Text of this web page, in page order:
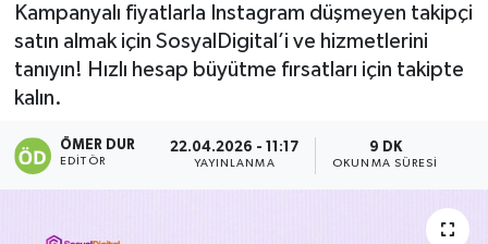
Kampanyalı fiyatlarla Instagram düşmeyen takipçi
satın almak için SosyalDigital’i ve hizmetlerini
tanıyın! Hızlı hesap büyütme fırsatları için takipte
kalın.
ÖMER DUR
EDITÖR
22.04.2026 - 11:17
YAYINLANMA
9 DK
OKUNMA SÜRESI
Süper Lig Puan Durumu ve Fikstür
Tüm Manşetler